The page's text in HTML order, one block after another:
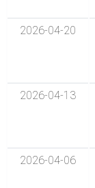
2026-04-20
2026-04-13
2026-04-06